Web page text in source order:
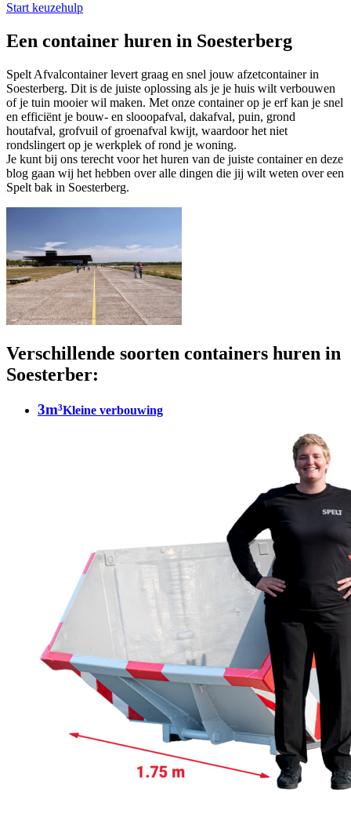
Start keuzehulp
Een container huren in Soesterberg
Spelt Afvalcontainer levert graag en snel jouw afzetcontainer in
Soesterberg. Dit is de juiste oplossing als je je huis wilt verbouwen
of je tuin mooier wil maken. Met onze container op je erf kan je snel
en efficiënt je bouw- en slooopafval, dakafval, puin, grond
houtafval, grofvuil of groenafval kwijt, waardoor het niet
rondslingert op je werkplek of rond je woning.
Je kunt bij ons terecht voor het huren van de juiste container en deze
blog gaan wij het hebben over alle dingen die jij wilt weten over een
Spelt bak in Soesterberg.
Verschillende soorten containers huren in
Soesterber:
3m³Kleine verbouwing